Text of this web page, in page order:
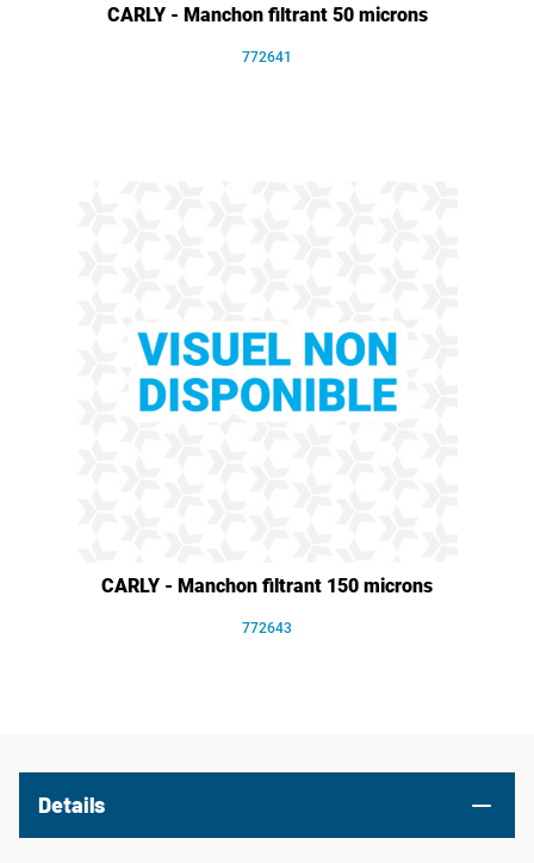
CARLY - Manchon filtrant 50 microns
772641
CARLY - Manchon filtrant 150 microns
772643
Details